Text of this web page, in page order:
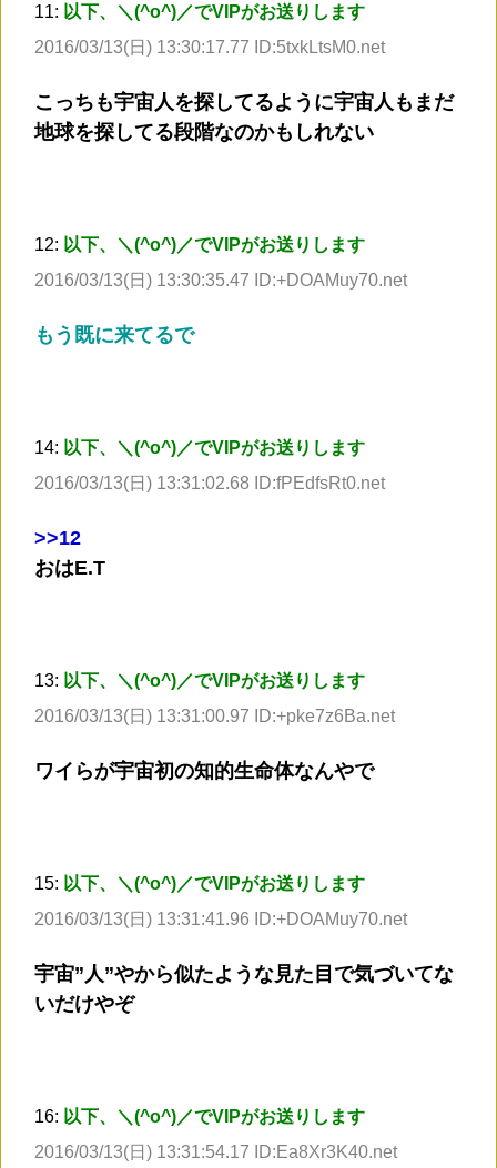
11: 以下、＼(^o^)／でVIPがお送りします
2016/03/13(日) 13:30:17.77 ID:5txkLtsM0.net
こっちも宇宙人を探してるように宇宙人もまだ
地球を探してる段階なのかもしれない
12: 以下、＼(^o^)／でVIPがお送りします
2016/03/13(日) 13:30:35.47 ID:+DOAMuy70.net
もう既に来てるで
14: 以下、＼(^o^)／でVIPがお送りします
2016/03/13(日) 13:31:02.68 ID:fPEdfsRt0.net
>>12
おはE.T
13: 以下、＼(^o^)／でVIPがお送りします
2016/03/13(日) 13:31:00.97 ID:+pke7z6Ba.net
ワイらが宇宙初の知的生命体なんやで
15: 以下、＼(^o^)／でVIPがお送りします
2016/03/13(日) 13:31:41.96 ID:+DOAMuy70.net
宇宙”人”やから似たような見た目で気づいてな
いだけやぞ
16: 以下、＼(^o^)／でVIPがお送りします
2016/03/13(日) 13:31:54.17 ID:Ea8Xr3K40.net